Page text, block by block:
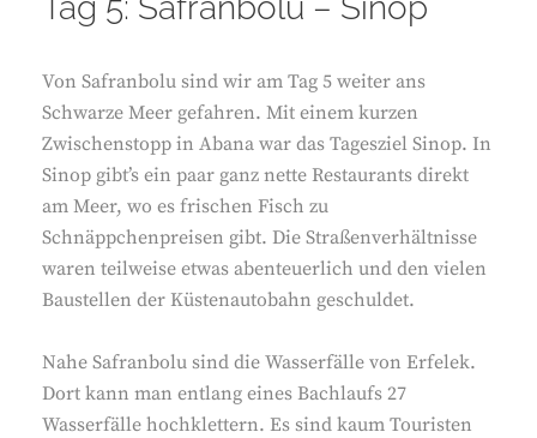
Von Safranbolu sind wir am Tag 5 weiter ans
Schwarze Meer gefahren. Mit einem kurzen
Zwischenstopp in Abana war das Tagesziel Sinop. In
Sinop gibt’s ein paar ganz nette Restaurants direkt
am Meer, wo es frischen Fisch zu
Schnäppchenpreisen gibt. Die Straßenverhältnisse
waren teilweise etwas abenteuerlich und den vielen
Baustellen der Küstenautobahn geschuldet.
Nahe Safranbolu sind die Wasserfälle von Erfelek.
Dort kann man entlang eines Bachlaufs 27
Wasserfälle hochklettern. Es sind kaum Touristen